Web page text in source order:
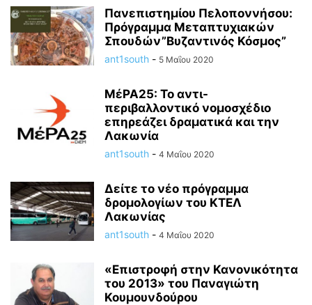
Πανεπιστημίου Πελοποννήσου:
Πρόγραμμα Μεταπτυχιακών
Σπουδών”Βυζαντινός Κόσμος”
ant1south - 5 Μαΐου 2020
MέΡΑ25: Το αντι-
περιβαλλοντικό νομοσχέδιο
επηρεάζει δραματικά και την
Λακωνία
ant1south - 4 Μαΐου 2020
Δείτε το νέο πρόγραμμα
δρομολογίων του ΚΤΕΛ
Λακωνίας
ant1south - 4 Μαΐου 2020
«Επιστροφή στην Κανονικότητα
του 2013» του Παναγιώτη
Κουμουνδούρου